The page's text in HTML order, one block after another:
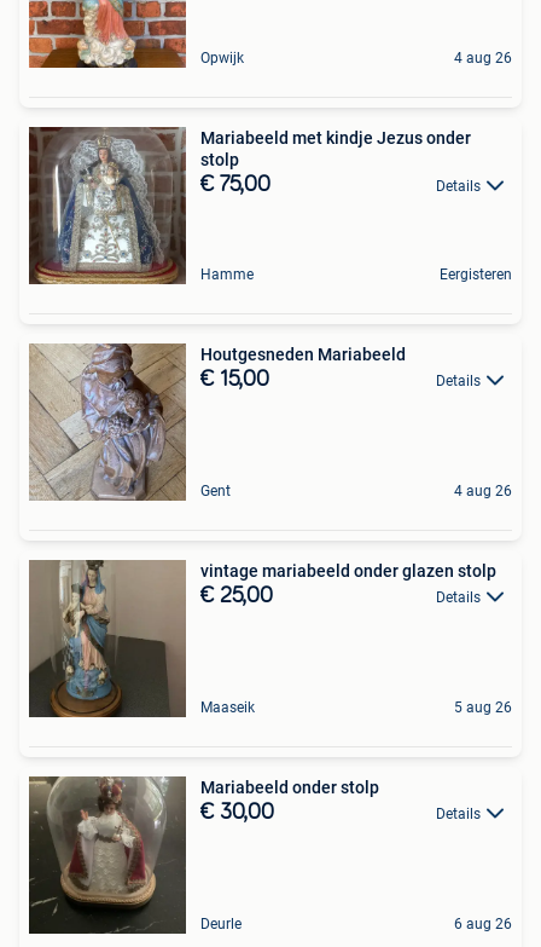
Opwijk 4 aug 26
Mariabeeld met kindje Jezus onder
stolp
€ 75,00 Details
Hamme Eergisteren
Houtgesneden Mariabeeld
€ 15,00 Details
Gent 4 aug 26
vintage mariabeeld onder glazen stolp
€ 25,00 Details
Maaseik 5 aug 26
Mariabeeld onder stolp
€ 30,00 Details
Deurle 6 aug 26